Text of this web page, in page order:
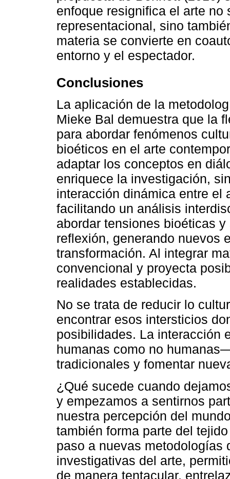
enfoque resignifica el arte no
representacional, sino
materia se convierte en
entorno y el espectador.
Conclusiones
La aplicación de la
Mieke Bal demuestra que la
para abordar fenómenos
bioéticos en el arte
adaptar los conceptos en
enriquece la investigación,
interacción dinámica entre el
facilitando un análisis
abordar tensiones bioéticas
reflexión, generando nuevos
transformación. Al integrar
convencional y proyecta
realidades establecidas.
No se trata de reducir lo
encontrar esos intersticios
posibilidades. La interacción
humanas como no
tradicionales y fomentar
¿Qué sucede cuando
y empezamos a sentirnos
nuestra percepción del
también forma parte del
paso a nuevas metodologías
investigativas del arte,
de manera tentacular,